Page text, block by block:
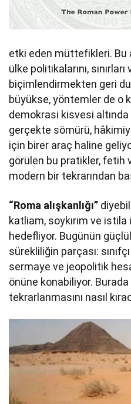
etki eden müttefikleri. Bu
ülke politikalarını,
biçimlendirmekten geri
büyükse, yöntemler de o
demokrasi kisvesi
gerçekte sömürü,
için birer araç haline
görülen bu pratikler, fetih
modern bir tekrarından
“Roma alışkanlığı”
katliam, soykırım ve istila
hedefliyor. Bugünün
sürekliliğin parçası:
sermaye ve jeopolitik
önüne konabiliyor.
tekrarlanmasını nasıl